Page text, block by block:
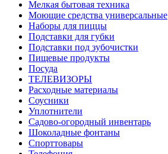
Мелкая бытовая техника
Моющие средства универсальные
Наборы для пиццы
Подставки для губки
Подставки под зубочистки
Пищевые продукты
Посуда
ТЕЛЕВИЗОРЫ
Расходные материалы
Соусники
Уплотнители
Садово-огородный инвентарь
Шоколадные фонтаны
Спорттовары